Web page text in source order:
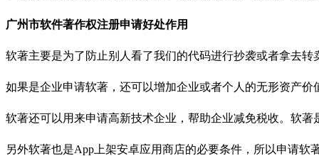
广州市软件著作权注册申请好处作用
软著主要是为了防止别人看了我们的代码进行抄袭或者拿去转
如果是企业申请软著，还可以增加企业或者个人的无形资产
软著还可以用来申请高新技术企业，帮助企业减免税收。软
另外软著也是App上架安卓应用商店的必要条件，所以申请软